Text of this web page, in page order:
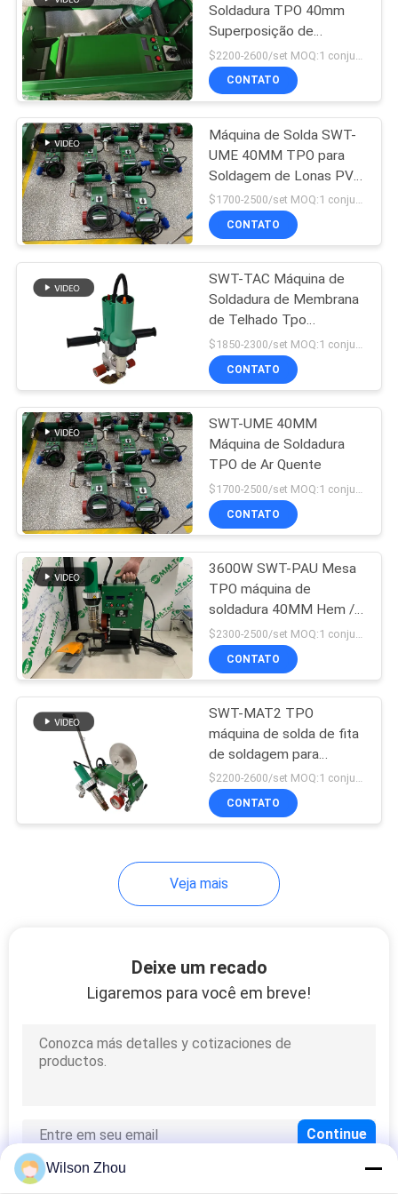
Máquina da solda
por fusão do
soquete
86
Máquina da fusão
da sela
Máquina de
soldadura da
fabricação
Máquina de
soldadura plástica
da folha
69
plástica da folha
Máquina de
soldadura do ar
Soldadura TPO 40mm
Superposição de
Soldadura
CONTATO
Máquina de Solda SWT-
UME 40MM TPO para
Soldagem de Lonas PVC
com Ar Quente
$1700-2500/set MOQ:1 conjunto
CONTATO
SWT-TAC Máquina de
Soldadura de Membrana
de Telhado Tpo
Semiautomática
$1850-2300/set MOQ:1 conjunto
CONTATO
SWT-UME 40MM
Máquina de Soldadura
TPO de Ar Quente
CONTATO
3600W SWT-PAU Mesa
TPO máquina de
soldadura 40MM Hem /
bolso de corda
Soldadura com corda
CONTATO
SWT-MAT2 TPO
máquina de solda de fita
de soldagem para
bandeira
$2200-2600/set MOQ:1 conjunto
CONTATO
Veja mais
Deixe um recado
Ligaremos para você em breve!
Wilson Zhou